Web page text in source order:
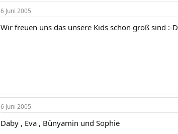
6 Juni 2005
Wir freuen uns das unsere Kids schon groß sind :-D
6 Juni 2005
Daby , Eva , Bünyamin und Sophie